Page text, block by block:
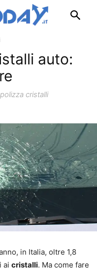
auto:
cristalli
in Italia, oltre 1,8
ai cristalli. Ma come fare